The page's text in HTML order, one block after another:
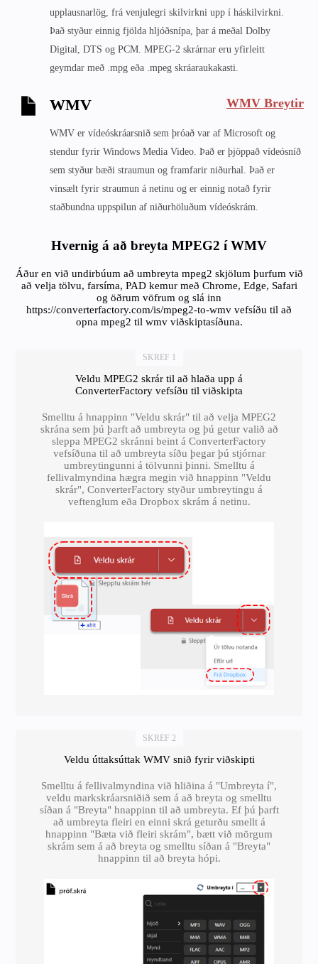
upplausnarlög, frá venjulegri skilvirkni upp í háskilvirkni.
Það styður einnig fjölda hljóðsnípa, þar á meðal Dolby
Digital, DTS og PCM. MPEG-2 skrárnar eru yfirleitt
geymdar með .mpg eða .mpeg skráaraukakasti.
WMV WMV Breytir
WMV er vídeóskráarsnið sem þróað var af Microsoft og
stendur fyrir Windows Media Video. Það er þjöppað vídeósníð
sem styður bæði straumun og framfarir niðurhal. Það er
vinsælt fyrir straumun á netinu og er einnig notað fyrir
staðbundna uppspilun af niðurhöluðum vídeóskrám.
Hvernig á að breyta MPEG2 í WMV
Áður en við undirbúum að umbreyta mpeg2 skjölum þurfum við
að velja tölvu, farsíma, PAD kemur með Chrome, Edge, Safari
og öðrum vöfrum og slá inn
https://converterfactory.com/is/mpeg2-to-wmv vefsíðu til að
opna mpeg2 til wmv viðskiptasíðuna.
SKREF 1
Veldu MPEG2 skrár til að hlaða upp á
ConverterFactory vefsíðu til viðskipta
Smelltu á hnappinn "Veldu skrár" til að velja MPEG2
skrána sem þú þarft að umbreyta og þú getur valið að
sleppa MPEG2 skránni beint á ConverterFactory
vefsíðuna til að umbreyta síðu þegar þú stjórnar
umbreytingunni á tölvunni þinni. Smelltu á
fellivalmyndina hægra megin við hnappinn "Veldu
skrár", ConverterFactory styður umbreytingu á
veftenglum eða Dropbox skrám á netinu.
SKREF 2
Veldu úttaksúttak WMV snið fyrir viðskipti
Smelltu á fellivalmyndina við hliðina á "Umbreyta í",
veldu markskráarsniðið sem á að breyta og smelltu
síðan á "Breyta" hnappinn til að umbreyta. Ef þú þarft
að umbreyta fleiri en einni skrá geturðu smellt á
hnappinn "Bæta við fleiri skrám", bætt við mörgum
skrám sem á að breyta og smelltu síðan á "Breyta"
hnappinn til að breyta hópi.